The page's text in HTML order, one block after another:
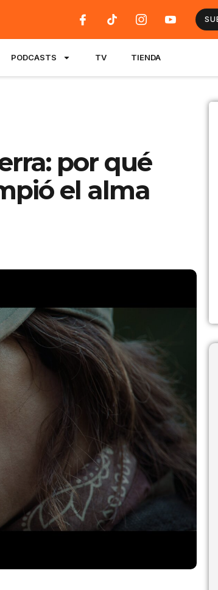
PODCASTS TV TIENDA
por qué
el alma